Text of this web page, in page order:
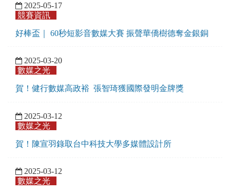
2025-05-17
競賽資訊
好棒盃｜ 60秒短影音數媒大賽 振聲華僑樹德奪金銀銅
2025-03-20
數媒之光
賀！健行數媒高政裕 張智琦獲國際發明金牌獎
2025-03-12
數媒之光
賀！陳宣羽錄取台中科技大學多媒體設計所
2025-03-12
數媒之光